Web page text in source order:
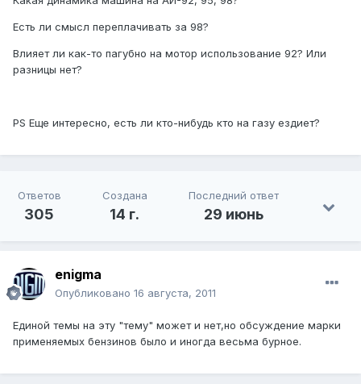
Есть ли смысл переплачивать за 98?
Влияет ли как-то пагубно на мотор использование 92? Или
разницы нет?
PS Еще интересно, есть ли кто-нибудь кто на газу ездиет?
Ответов
305
Создана
14 г.
Последний ответ
29 июнь
enigma
Опубликовано 16 августа, 2011
Единой темы на эту "тему" может и нет,но обсуждение марки
применяемых бензинов было и иногда весьма бурное.